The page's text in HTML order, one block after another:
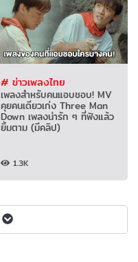
# ข่าวเพลงไทย
เพลงสำหรับคนแอบชอบ! MV
คุยคนเดียวเก่ง Three Man
Down เพลงน่ารัก ๆ ที่ฟังแล้ว
ยิ้มตาม (มีคลิป)
1.3K